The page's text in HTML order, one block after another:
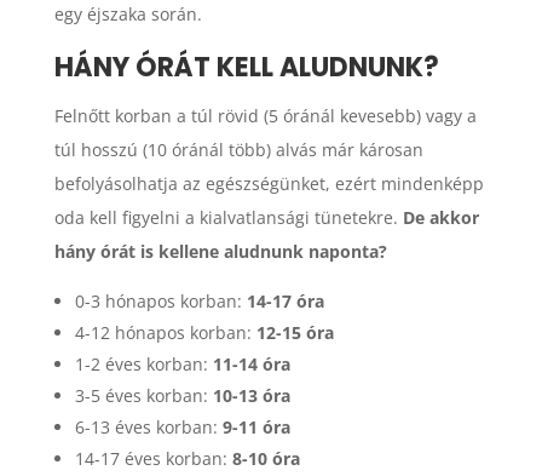
egy éjszaka során.
HÁNY ÓRÁT KELL ALUDNUNK?
Felnőtt korban a túl rövid (5 óránál kevesebb) vagy a
túl hosszú (10 óránál több) alvás már károsan
befolyásolhatja az egészségünket, ezért mindenképp
oda kell figyelni a kialvatlansági tünetekre. De akkor
hány órát is kellene aludnunk naponta?
0-3 hónapos korban: 14-17 óra
4-12 hónapos korban: 12-15 óra
1-2 éves korban: 11-14 óra
3-5 éves korban: 10-13 óra
6-13 éves korban: 9-11 óra
14-17 éves korban: 8-10 óra